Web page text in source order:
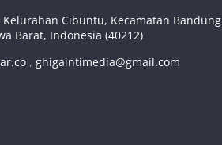
Kelurahan Cibuntu, Kecamatan Bandung
Barat, Indonesia (40212)
, ghigaintimedia@gmail.com